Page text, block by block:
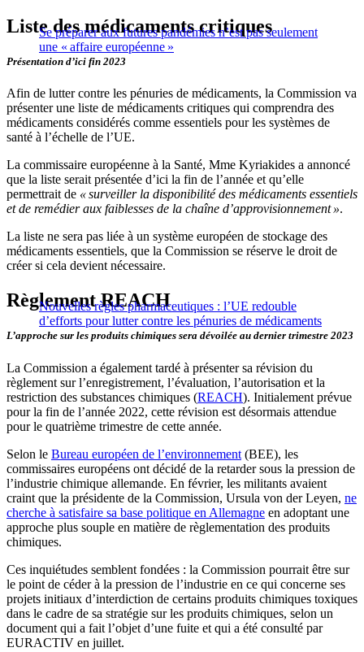
Se préparer aux futures pandémies n’est pas seulement
une « affaire européenne »
Liste des médicaments critiques
Présentation d’ici fin 2023
Afin de lutter contre les pénuries de médicaments, la Commission va
présenter une liste de médicaments critiques qui comprendra des
médicaments considérés comme essentiels pour les systèmes de
santé à l’échelle de l’UE.
La commissaire européenne à la Santé, Mme Kyriakides a annoncé
que la liste serait présentée d’ici la fin de l’année et qu’elle
permettrait de « surveiller la disponibilité des médicaments essentiels
et de remédier aux faiblesses de la chaîne d’approvisionnement ».
La liste ne sera pas liée à un système européen de stockage des
médicaments essentiels, que la Commission se réserve le droit de
créer si cela devient nécessaire.
Nouvelles règles pharmaceutiques : l’UE redouble
d’efforts pour lutter contre les pénuries de médicaments
Règlement REACH
L’approche sur les produits chimiques sera dévoilée au dernier trimestre 2023
La Commission a également tardé à présenter sa révision du
règlement sur l’enregistrement, l’évaluation, l’autorisation et la
restriction des substances chimiques (REACH). Initialement prévue
pour la fin de l’année 2022, cette révision est désormais attendue
pour le quatrième trimestre de cette année.
Selon le Bureau européen de l’environnement (BEE), les
commissaires européens ont décidé de la retarder sous la pression de
l’industrie chimique allemande. En février, les militants avaient
craint que la présidente de la Commission, Ursula von der Leyen, ne
cherche à satisfaire sa base politique en Allemagne en adoptant une
approche plus souple en matière de règlementation des produits
chimiques.
Ces inquiétudes semblent fondées : la Commission pourrait être sur
le point de céder à la pression de l’industrie en ce qui concerne ses
projets initiaux d’interdiction de certains produits chimiques toxiques
dans le cadre de sa stratégie sur les produits chimiques, selon un
document qui a fait l’objet d’une fuite et qui a été consulté par
EURACTIV en juillet.